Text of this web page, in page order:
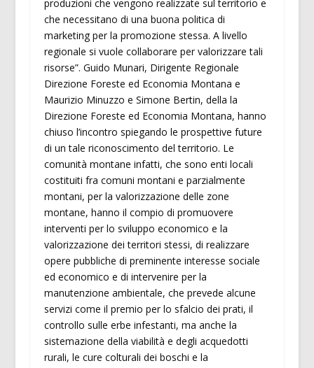
produzioni che vengono realizzate sul territorio e
che necessitano di una buona politica di
marketing per la promozione stessa. A livello
regionale si vuole collaborare per valorizzare tali
risorse”. Guido Munari, Dirigente Regionale
Direzione Foreste ed Economia Montana e
Maurizio Minuzzo e Simone Bertin, della la
Direzione Foreste ed Economia Montana, hanno
chiuso l’incontro spiegando le prospettive future
di un tale riconoscimento del territorio. Le
comunità montane infatti, che sono enti locali
costituiti fra comuni montani e parzialmente
montani, per la valorizzazione delle zone
montane, hanno il compio di promuovere
interventi per lo sviluppo economico e la
valorizzazione dei territori stessi, di realizzare
opere pubbliche di preminente interesse sociale
ed economico e di intervenire per la
manutenzione ambientale, che prevede alcune
servizi come il premio per lo sfalcio dei prati, il
controllo sulle erbe infestanti, ma anche la
sistemazione della viabilità e degli acquedotti
rurali, le cure colturali dei boschi e la